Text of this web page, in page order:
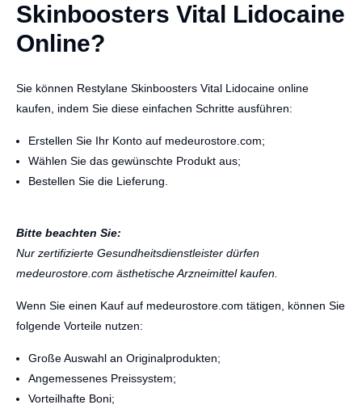
Skinboosters Vital Lidocaine
Online?
Sie können Restylane Skinboosters Vital Lidocaine online
kaufen, indem Sie diese einfachen Schritte ausführen:
Erstellen Sie Ihr Konto auf medeurostore.com;
Wählen Sie das gewünschte Produkt aus;
Bestellen Sie die Lieferung.
Bitte beachten Sie:
Nur zertifizierte Gesundheitsdienstleister dürfen
medeurostore.com ästhetische Arzneimittel kaufen.
Wenn Sie einen Kauf auf medeurostore.com tätigen, können Sie
folgende Vorteile nutzen:
Große Auswahl an Originalprodukten;
Angemessenes Preissystem;
Vorteilhafte Boni;